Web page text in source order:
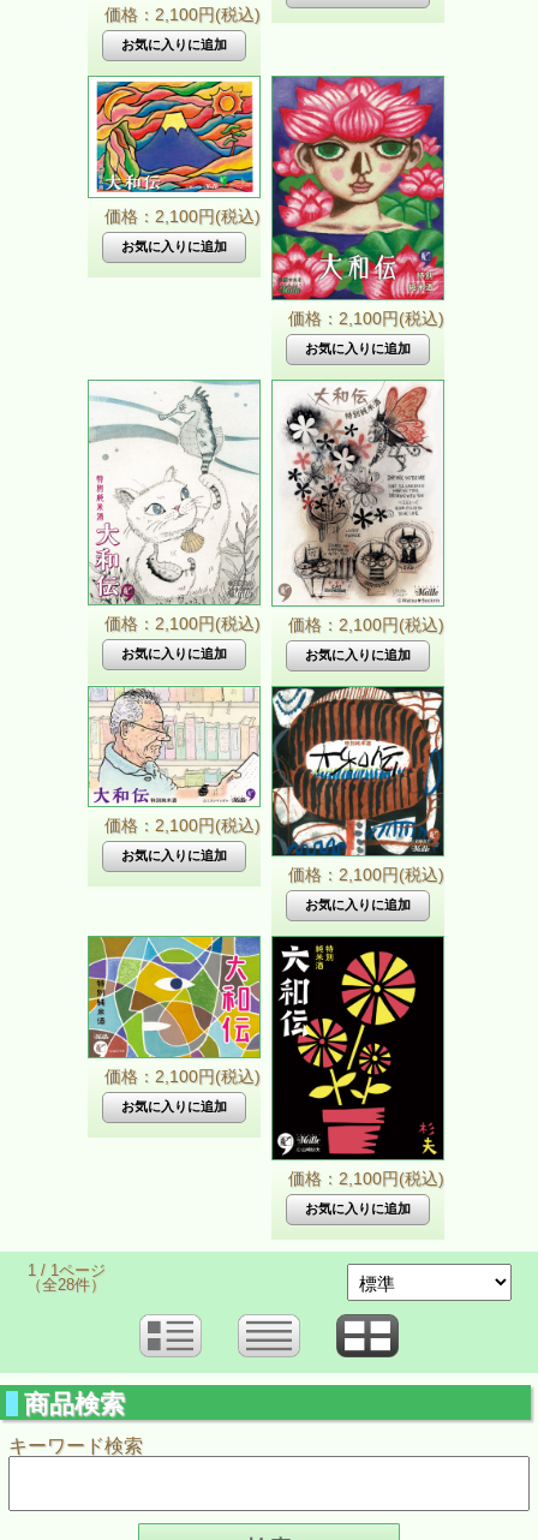
価格：2,100円(税込)
価格：2,100円(税込)
価格：2,100円(税込)
価格：2,100円(税込) 価格：2,100円(税込)
価格：2,100円(税込)
価格：2,100円(税込)
価格：2,100円(税込)
価格：2,100円(税込)
1 / 1ページ
（全28件）
商品検索
キーワード検索